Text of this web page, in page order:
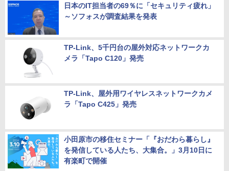
日本のIT担当者の69％に「セキュリティ疲れ」
～ソフォスが調査結果を発表
TP-Link、5千円台の屋外対応ネットワークカ
メラ「Tapo C120」発売
TP-Link、屋外用ワイヤレスネットワークカメ
ラ「Tapo C425」発売
小田原市の移住セミナー「『おだわら暮らし』
を発信している人たち、大集合。」3月10日に
有楽町で開催